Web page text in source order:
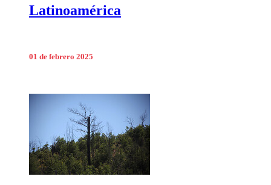
Latinoamérica
01 de febrero 2025